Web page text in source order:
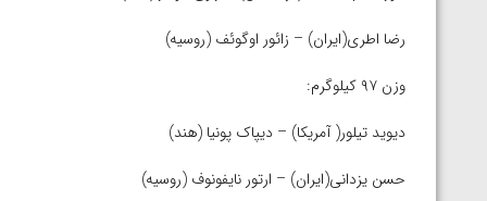
رضا اطری(ایران) – زائور اوگوئف (روسیه)
وزن ۹۷ کیلوگرم:
دیوید تیلور( آمریکا) – دیپاک پونیا (هند)
حسن یزدانی(ایران) – ارتور نایفونوف (روسیه)
المپیک پاریس